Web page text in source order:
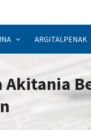
ARGITALPENAK
Akitania